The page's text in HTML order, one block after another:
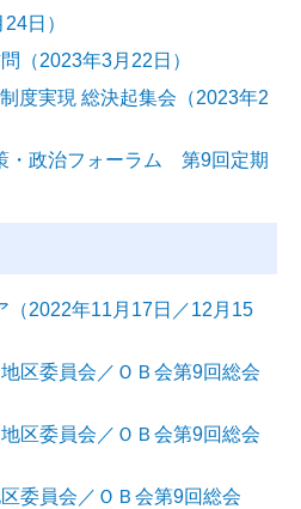
日）
（2023年3月22日）
度実現 総決起集会（2023年2
・政治フォーラム 第9回定期
（2022年11月17日／12月15
区委員会／ＯＢ会第9回総会
区委員会／ＯＢ会第9回総会
委員会／ＯＢ会第9回総会